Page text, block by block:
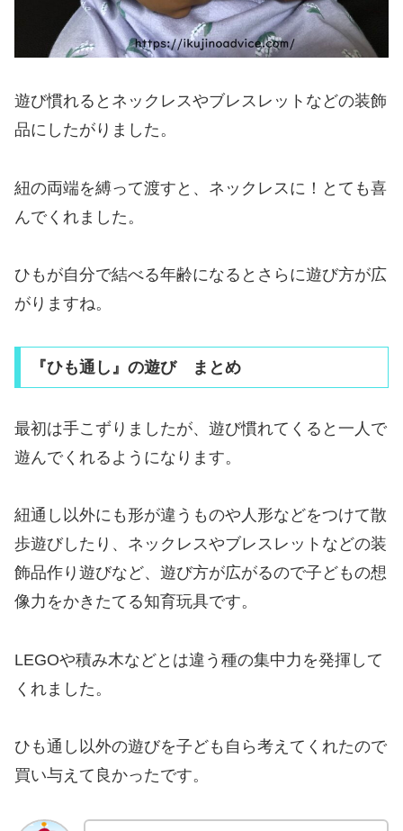
遊び慣れるとネックレスやブレスレットなどの装飾
品にしたがりました。
紐の両端を縛って渡すと、ネックレスに！とても喜
んでくれました。
ひもが自分で結べる年齢になるとさらに遊び方が広
がりますね。
『ひも通し』の遊び まとめ
最初は手こずりましたが、遊び慣れてくると一人で
遊んでくれるようになります。
紐通し以外にも形が違うものや人形などをつけて散
歩遊びしたり、ネックレスやブレスレットなどの装
飾品作り遊びなど、遊び方が広がるので子どもの想
像力をかきたてる知育玩具です。
LEGOや積み木などとは違う種の集中力を発揮して
くれました。
ひも通し以外の遊びを子ども自ら考えてくれたので
買い与えて良かったです。